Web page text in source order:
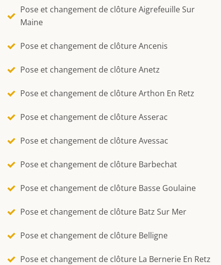
Pose et changement de clôture Aigrefeuille Sur
Maine
Pose et changement de clôture Ancenis
Pose et changement de clôture Anetz
Pose et changement de clôture Arthon En Retz
Pose et changement de clôture Asserac
Pose et changement de clôture Avessac
Pose et changement de clôture Barbechat
Pose et changement de clôture Basse Goulaine
Pose et changement de clôture Batz Sur Mer
Pose et changement de clôture Belligne
Pose et changement de clôture La Bernerie En Retz